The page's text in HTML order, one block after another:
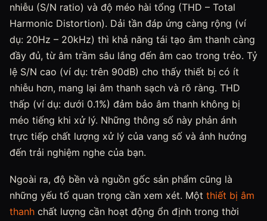
nhiễu (S/N ratio) và độ méo hài tổng (THD – Total
Harmonic Distortion). Dải tần đáp ứng càng rộng (ví
dụ: 20Hz – 20kHz) thì khả năng tái tạo âm thanh càng
đầy đủ, từ âm trầm sâu lắng đến âm cao trong trẻo. Tỷ
lệ S/N cao (ví dụ: trên 90dB) cho thấy thiết bị có ít
nhiễu hơn, mang lại âm thanh sạch và rõ ràng. THD
thấp (ví dụ: dưới 0.1%) đảm bảo âm thanh không bị
méo tiếng khi xử lý. Những thông số này phản ánh
trực tiếp chất lượng xử lý của vang số và ảnh hưởng
đến trải nghiệm nghe của bạn.
Ngoài ra, độ bền và nguồn gốc sản phẩm cũng là
những yếu tố quan trọng cần xem xét. Một thiết bị âm
thanh chất lượng cần hoạt động ổn định trong thời